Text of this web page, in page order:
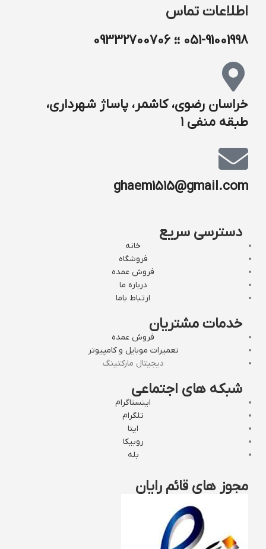
اطلاعات تماس
051-91001998 ؛؛ 09332700706
خراسان رضوی، کاشمر، پاساژ شهرداری،
طبقه منفی ۱
ghaem1515@gmail.com
دسترسی سریع
خانه
فروشگاه
فروش عمده
درباره ما
ارتباط باما
خدمات مشتریان
فروش عمده
تعمیرات موبایل و کامپیوتر
دیجیتال مارکتینگ
شبکه های اجتماعی
اینستاگرام
تلگرام
ایتا
روبیکا
بله
مجوز های قائم رایان